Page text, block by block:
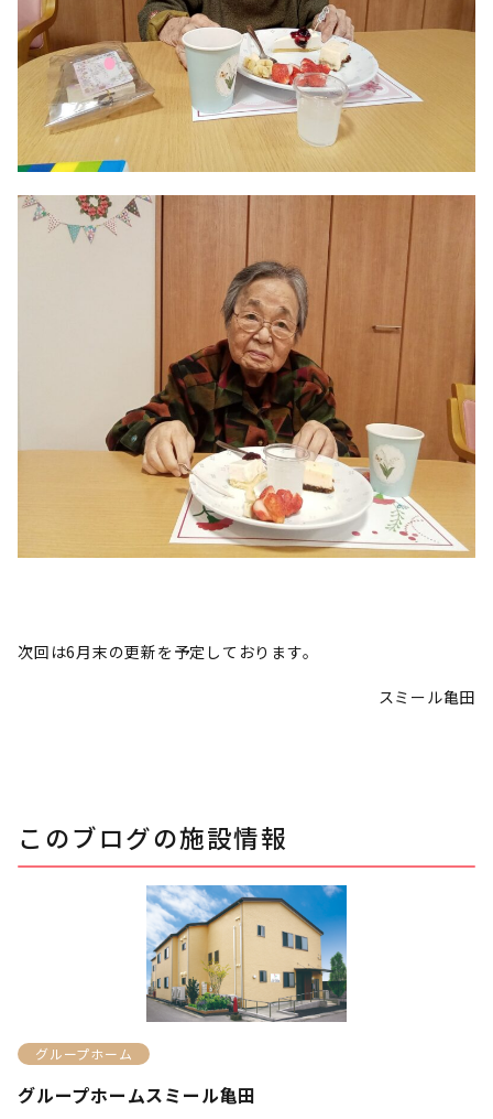
次回は6月末の更新を予定しております。
スミール亀田
このブログの施設情報
グループホーム
グループホームスミール亀田